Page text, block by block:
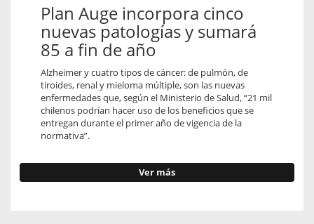
Plan Auge incorpora cinco
nuevas patologías y sumará
85 a fin de año
Alzheimer y cuatro tipos de cáncer: de pulmón, de
tiroides, renal y mieloma múltiple, son las nuevas
enfermedades que, según el Ministerio de Salud, “21 mil
chilenos podrían hacer uso de los beneficios que se
entregan durante el primer año de vigencia de la
normativa”.
Ver más